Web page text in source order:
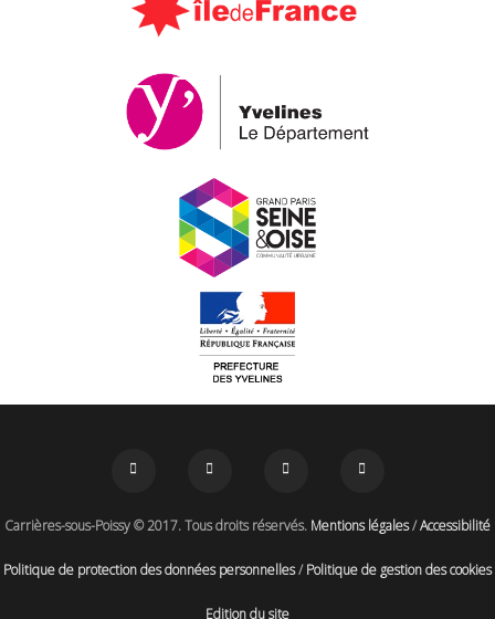
Carrières-sous-Poissy © 2017. Tous droits réservés. Mentions légales/Accessibilité
Politique de protection des données personnelles/Politique de gestion des cookies
Edition du site